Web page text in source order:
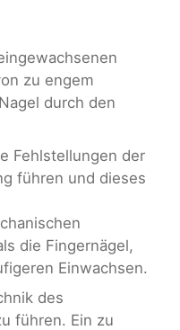
zu engem
durch den
Fehlstellungen der
führen und dieses
die Fingernägel,
Einwachsen.
des
führen. Ein zu